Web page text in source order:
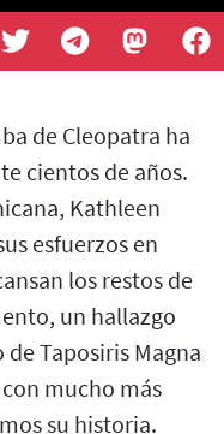
de Cleopatra ha
cientos de años.
Kathleen
esfuerzos en
los restos de
un hallazgo
Taposiris Magna
mucho más
su historia.